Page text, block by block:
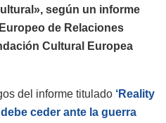
según un informe
de Relaciones
Cultural Europea
del informe titulado ‘Reality
ceder ante la guerra